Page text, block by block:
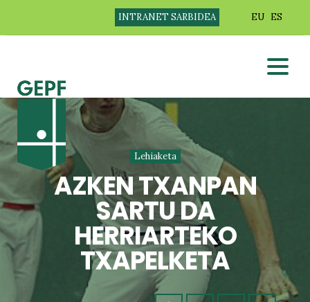
INTRANET SARBIDEA EU ES
Lehiaketa
AZKEN TXANPAN
SARTU DA
HERRIARTEKO
TXAPELKETA